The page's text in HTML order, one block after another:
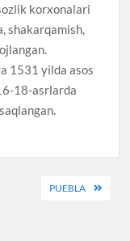
korxonalari
shakarqamish,
1531 yilda asos
18-asrlarda
PUEBLA